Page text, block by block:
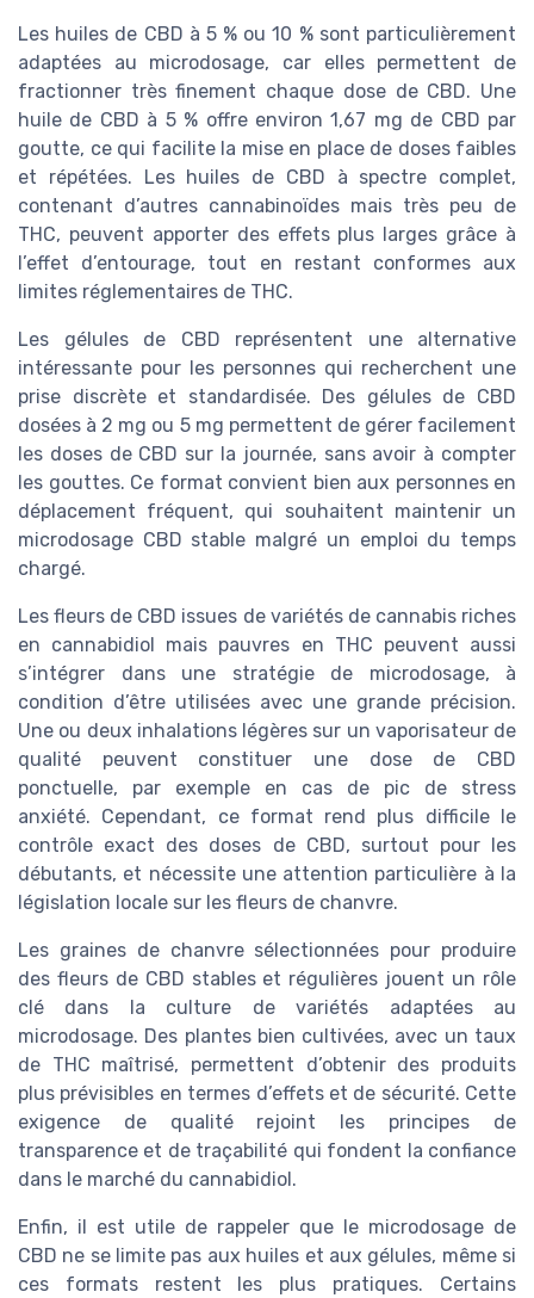
Les huiles de CBD à 5 % ou 10 % sont particulièrement
adaptées au microdosage, car elles permettent de
fractionner très finement chaque dose de CBD. Une
huile de CBD à 5 % offre environ 1,67 mg de CBD par
goutte, ce qui facilite la mise en place de doses faibles
et répétées. Les huiles de CBD à spectre complet,
contenant d’autres cannabinoïdes mais très peu de
THC, peuvent apporter des effets plus larges grâce à
l’effet d’entourage, tout en restant conformes aux
limites réglementaires de THC.
Les gélules de CBD représentent une alternative
intéressante pour les personnes qui recherchent une
prise discrète et standardisée. Des gélules de CBD
dosées à 2 mg ou 5 mg permettent de gérer facilement
les doses de CBD sur la journée, sans avoir à compter
les gouttes. Ce format convient bien aux personnes en
déplacement fréquent, qui souhaitent maintenir un
microdosage CBD stable malgré un emploi du temps
chargé.
Les fleurs de CBD issues de variétés de cannabis riches
en cannabidiol mais pauvres en THC peuvent aussi
s’intégrer dans une stratégie de microdosage, à
condition d’être utilisées avec une grande précision.
Une ou deux inhalations légères sur un vaporisateur de
qualité peuvent constituer une dose de CBD
ponctuelle, par exemple en cas de pic de stress
anxiété. Cependant, ce format rend plus difficile le
contrôle exact des doses de CBD, surtout pour les
débutants, et nécessite une attention particulière à la
législation locale sur les fleurs de chanvre.
Les graines de chanvre sélectionnées pour produire
des fleurs de CBD stables et régulières jouent un rôle
clé dans la culture de variétés adaptées au
microdosage. Des plantes bien cultivées, avec un taux
de THC maîtrisé, permettent d’obtenir des produits
plus prévisibles en termes d’effets et de sécurité. Cette
exigence de qualité rejoint les principes de
transparence et de traçabilité qui fondent la confiance
dans le marché du cannabidiol.
Enfin, il est utile de rappeler que le microdosage de
CBD ne se limite pas aux huiles et aux gélules, même si
ces formats restent les plus pratiques. Certains